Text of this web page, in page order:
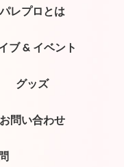
パレプロとは
ブ & イベント
グッズ
お問い合わせ